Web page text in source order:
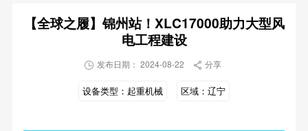
【全球之履】锦州站！XLC17000助力大型风
电工程建设
 发布日期： 2024-08-22  分享
设备类型： 起重机械 区域： 辽宁